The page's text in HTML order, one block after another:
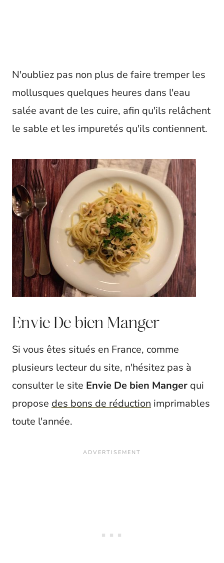
N'oubliez pas non plus de faire tremper les
mollusques quelques heures dans l'eau
salée avant de les cuire, afin qu'ils relâchent
le sable et les impuretés qu'ils contiennent.
Envie De bien Manger
Si vous êtes situés en France, comme
plusieurs lecteur du site, n'hésitez pas à
consulter le site Envie De bien Manger qui
propose des bons de réduction imprimables
toute l'année.